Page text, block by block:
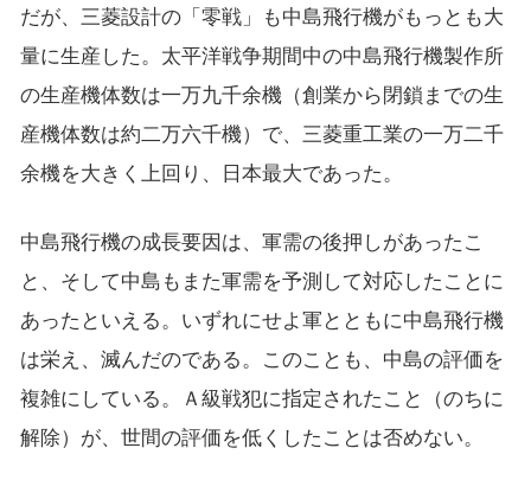
だが、三菱設計の「零戦」も中島飛行機がもっとも大
量に生産した。太平洋戦争期間中の中島飛行機製作所
の生産機体数は一万九千余機（創業から閉鎖までの生
産機体数は約二万六千機）で、三菱重工業の一万二千
余機を大きく上回り、日本最大であった。
中島飛行機の成長要因は、軍需の後押しがあったこ
と、そして中島もまた軍需を予測して対応したことに
あったといえる。いずれにせよ軍とともに中島飛行機
は栄え、滅んだのである。このことも、中島の評価を
複雑にしている。Ａ級戦犯に指定されたこと（のちに
解除）が、世間の評価を低くしたことは否めない。